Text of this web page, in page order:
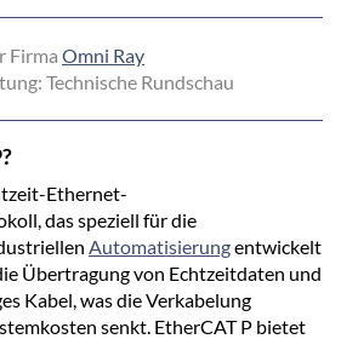
Firma Omni Ray
Technische Rundschau
Ethernet-
das speziell für die
Automatisierungentwickelt
Übertragung von Echtzeitdaten und
Kabel, was die Verkabelung
senkt. EtherCAT P bietet